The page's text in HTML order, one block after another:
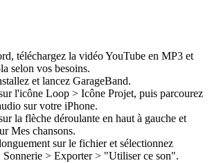
téléchargez la vidéo YouTube en MP3 et
selon vos besoins.
et lancez GarageBand.
l'icône Loop > Icône Projet, puis parcourez
sur votre iPhone.
la flèche déroulante en haut à gauche et
Mes chansons.
sur le fichier et sélectionnez
Sonnerie > Exporter > "Utiliser ce son".